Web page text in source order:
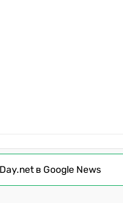
в Google News